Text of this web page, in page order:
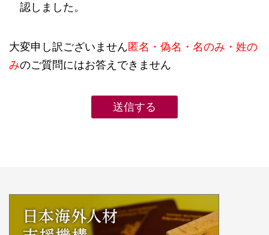
認しました。
大変申し訳ございません匿名・偽名・名のみ・姓の
みのご質問にはお答えできません